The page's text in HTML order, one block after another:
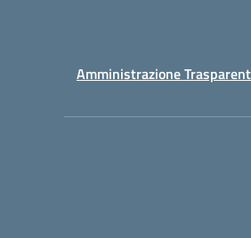
Amministrazione